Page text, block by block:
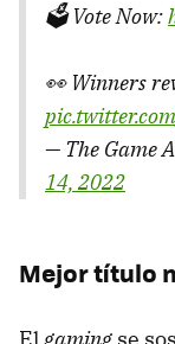
🗳️ Vote Now:
👀 Winners
— The Game
14, 2022
Mejor título
Elgaming se